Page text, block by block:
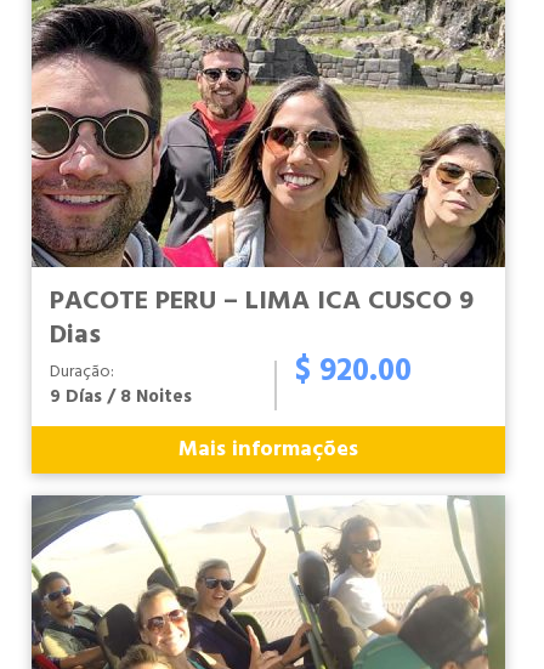
PACOTE PERU – LIMA ICA CUSCO 9
Dias
Duração:
9 Días / 8 Noites $ 920.00
Mais informações